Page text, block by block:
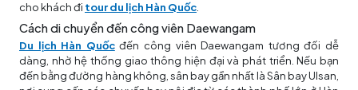
cho khách đi tour du lịch Hàn Quốc.
Cách di chuyển đến công viên Daewangam
Du lịch Hàn Quốcđến công viên Daewangam tương đối dễ
dàng, nhờ hệ thống giao thông hiện đại và phát triển. Nếu bạn
đến bằng đường hàng không, sân bay gần nhất là Sân bay Ulsan,